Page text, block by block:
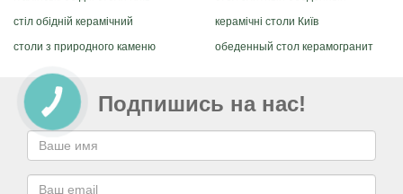
стіл обідній керамічний
керамічні столи Київ
столи з природного каменю
обеденный стол керамогранит
Подпишись на нас!